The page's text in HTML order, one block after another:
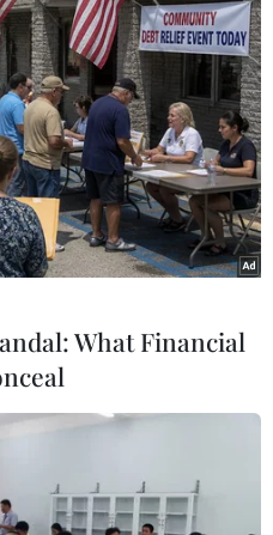
sỹ thắp hương tưởng nhớ tại
đường 9. (Ảnh: Hoàng
What Financial